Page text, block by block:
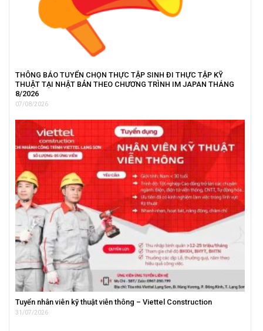
THÔNG BÁO TUYỂN CHỌN THỰC TẬP SINH ĐI THỰC TẬP KỸ
THUẬT TẠI NHẬT BẢN THEO CHƯƠNG TRÌNH IM JAPAN THÁNG
8/2026
07/08/2026
Tuyển nhân viên kỹ thuật viễn thông – Viettel Construction
31/07/2026